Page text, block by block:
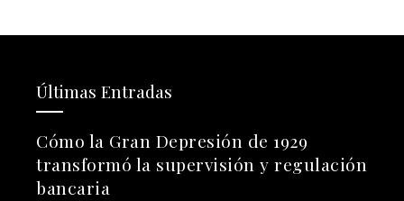
Últimas Entradas
Cómo la Gran Depresión de 1929
transformó la supervisión y regulación
bancaria